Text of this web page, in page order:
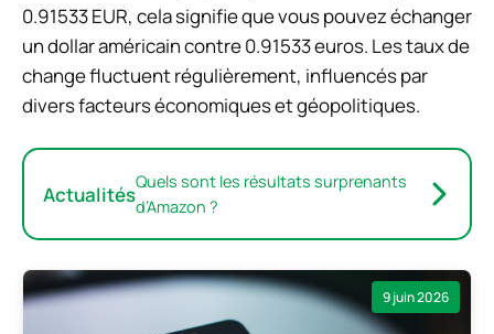
0.91533 EUR, cela signifie que vous pouvez échanger
un dollar américain contre 0.91533 euros. Les taux de
change fluctuent régulièrement, influencés par
divers facteurs économiques et géopolitiques.
ActualitésQuels sont les résultats surprenants
d’Amazon ?
9 juin 2026